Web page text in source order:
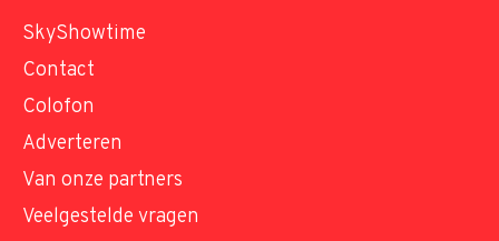
SkyShowtime
Contact
Colofon
Adverteren
Van onze partners
Veelgestelde vragen